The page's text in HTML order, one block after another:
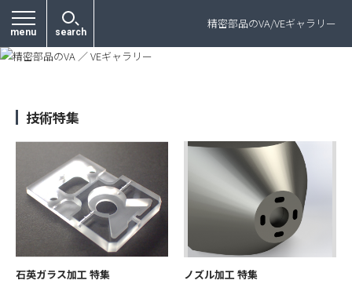
menu search
精密部品のVA/VEギャラリー
技術特集
石英ガラス加工 特集
ノズル加工 特集